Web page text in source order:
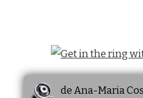
de Ana-Maria